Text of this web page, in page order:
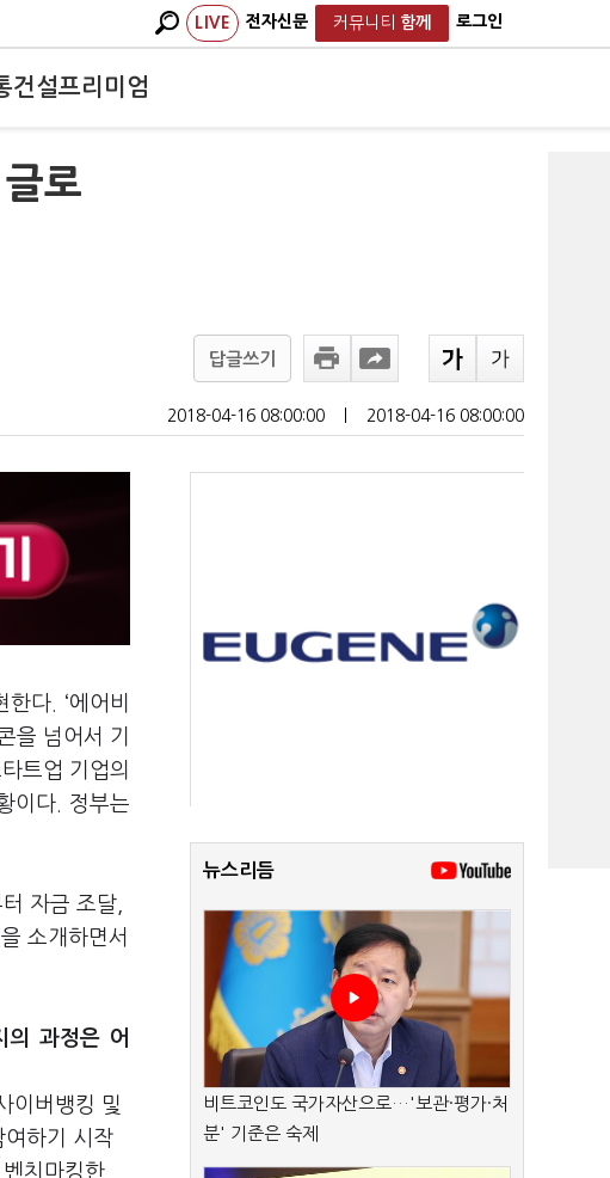
LIVE 전자신문 커뮤니티 함께 로그인
건설프리미엄
로
답글쓰기
2018-04-16 08:00:00 2018-04-16 08:00:00
다. ‘에어비
을 넘어서 기
트업 기업의
이다. 정부는
자금 조달,
소개하면서
의 과정은 어
이버뱅킹 및
하기 시작
치마킹한
뉴스리듬
비트코인도 국가자산으로…'보관·평가·처
분' 기준은 숙제